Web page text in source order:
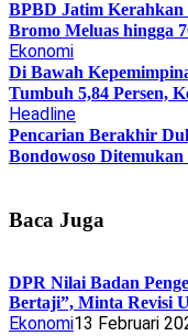
BPBD Jatim
Bromo Meluas hingga
Ekonomi
Di Bawah
Tumbuh 5,84 Persen,
Headline
Pencarian Berakhir
Bondowoso
Baca Juga
DPR Nilai Badan
Bertaji”, Minta Revisi
Ekonomi13 Februari